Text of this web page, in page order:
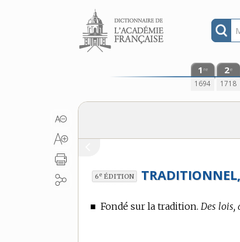
Aller au contenu
1 re
1694
2e
1718
6e ÉDITION
■ Fondé sur la tradition. Des